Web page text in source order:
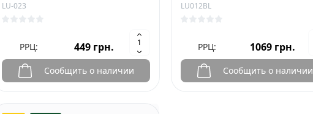
LU-023
РРЦ: 449 грн.
Сообщить о наличии
LU012BL
РРЦ: 1069 грн.
Сообщить о наличии